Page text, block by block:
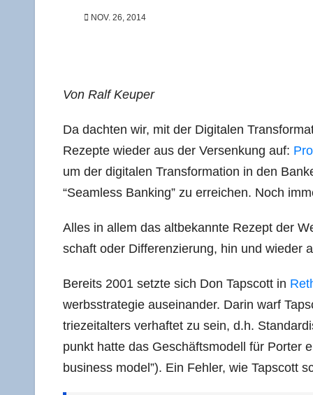
NOV. 26, 2014
Von Ralf Keuper
Da dach­ten wir, mit der Digi­ta­len
Rezep­te wie­der aus der Ver­sen­kung auf:
um der digi­ta­len Trans­for­ma­ti­on in den
“Seam­less Ban­king” zu errei­chen. Noch
Alles in allem das alt­be­kann­te Rezept der
schaft oder Dif­fe­ren­zie­rung, hin und wie­der
Bereits 2001 setz­te sich Don Taps­cott in
werbs­stra­te­gie aus­ein­an­der. Dar­in warf
trie­zeit­al­ters ver­haf­tet zu sein, d.h.
punkt hat­te das Geschäfts­mo­dell für Por­ter
busi­ness model”). Ein Feh­ler, wie Taps­cott